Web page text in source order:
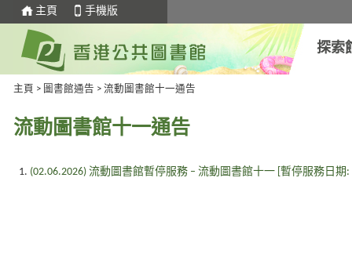
主頁 手機版
探索
主頁 > 圖書館通告 > 流動圖書館十一通告
流動圖書館十一通告
(02.06.2026) 流動圖書館暫停服務 – 流動圖書館十一 [暫停服務日期: